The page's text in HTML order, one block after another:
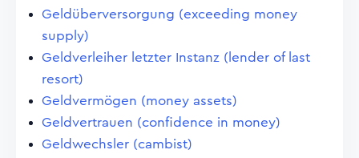
Geldüberversorgung (exceeding money
supply)
Geldverleiher letzter Instanz (lender of last
resort)
Geldvermögen (money assets)
Geldvertrauen (confidence in money)
Geldwechsler (cambist)